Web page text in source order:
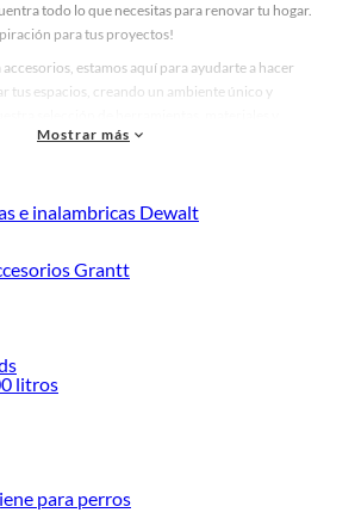
todo lo que necesitas para renovar tu hogar.
para tus proyectos!
estamos aquí para ayudarte a hacer
tus espacios, creando un ambiente único y
ayudarán a crear un espacio más tú.
proyectos de decoración, estamos aquí para hacer
y encuentra todo lo que tenemos para ofrecerte en
Motrices!
de Sondas Vibradoras y Unidades
de calidad para tus proyectos y
y descubre todo lo que tenemos para
de productos de Sondas Vibradoras y Unidades
todo lo necesario para tus proyectos de
y haz tus ideas realidad!
Mostrar más
e inalambricas Dewalt
Grantt
litros
para perros